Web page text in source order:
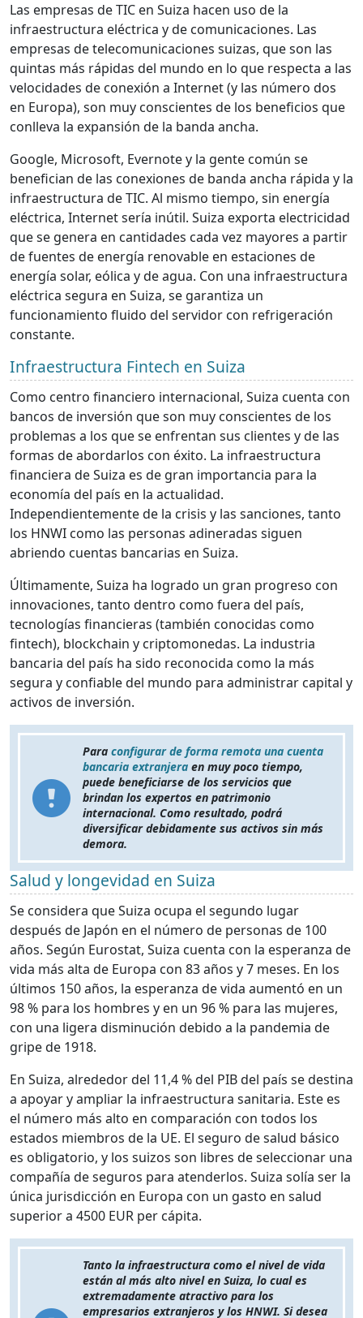
Las empresas de TIC en Suiza hacen uso de la
infraestructura eléctrica y de comunicaciones. Las
empresas de telecomunicaciones suizas, que son las
quintas más rápidas del mundo en lo que respecta a las
velocidades de conexión a Internet (y las número dos
en Europa), son muy conscientes de los beneficios que
conlleva la expansión de la banda ancha.
Google, Microsoft, Evernote y la gente común se
benefician de las conexiones de banda ancha rápida y la
infraestructura de TIC. Al mismo tiempo, sin energía
eléctrica, Internet sería inútil. Suiza exporta electricidad
que se genera en cantidades cada vez mayores a partir
de fuentes de energía renovable en estaciones de
energía solar, eólica y de agua. Con una infraestructura
eléctrica segura en Suiza, se garantiza un
funcionamiento fluido del servidor con refrigeración
constante.
Infraestructura Fintech en Suiza
Como centro financiero internacional, Suiza cuenta con
bancos de inversión que son muy conscientes de los
problemas a los que se enfrentan sus clientes y de las
formas de abordarlos con éxito. La infraestructura
financiera de Suiza es de gran importancia para la
economía del país en la actualidad.
Independientemente de la crisis y las sanciones, tanto
los HNWI como las personas adineradas siguen
abriendo cuentas bancarias en Suiza.
Últimamente, Suiza ha logrado un gran progreso con
innovaciones, tanto dentro como fuera del país,
tecnologías financieras (también conocidas como
fintech), blockchain y criptomonedas. La industria
bancaria del país ha sido reconocida como la más
segura y confiable del mundo para administrar capital y
activos de inversión.
Para configurar de forma remota una cuenta
bancaria extranjera en muy poco tiempo,
puede beneficiarse de los servicios que
brindan los expertos en patrimonio
internacional. Como resultado, podrá
diversificar debidamente sus activos sin más
demora.
Salud y longevidad en Suiza
Se considera que Suiza ocupa el segundo lugar
después de Japón en el número de personas de 100
años. Según Eurostat, Suiza cuenta con la esperanza de
vida más alta de Europa con 83 años y 7 meses. En los
últimos 150 años, la esperanza de vida aumentó en un
98 % para los hombres y en un 96 % para las mujeres,
con una ligera disminución debido a la pandemia de
gripe de 1918.
En Suiza, alrededor del 11,4 % del PIB del país se destina
a apoyar y ampliar la infraestructura sanitaria. Este es
el número más alto en comparación con todos los
estados miembros de la UE. El seguro de salud básico
es obligatorio, y los suizos son libres de seleccionar una
compañía de seguros para atenderlos. Suiza solía ser la
única jurisdicción en Europa con un gasto en salud
superior a 4500 EUR per cápita.
Tanto la infraestructura como el nivel de vida
están al más alto nivel en Suiza, lo cual es
extremadamente atractivo para los
empresarios extranjeros y los HNWI. Si desea